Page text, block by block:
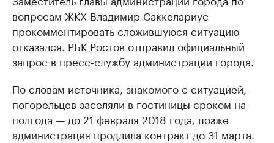
вопросам ЖКХ Владимир Саккелариус
прокомментировать сложившуюся ситуацию
отказался. РБК Ростов отправил официальный
запрос в пресс-службу администрации города.
По словам источника, знакомого с ситуацией,
погорельцев заселяли в гостиницы сроком на
полгода — до 21 февраля 2018 года, позже
администрация продлила контракт до 31 марта.